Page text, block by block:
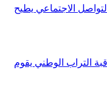
الاجتماعي يطيح
التراب الوطني يقوم